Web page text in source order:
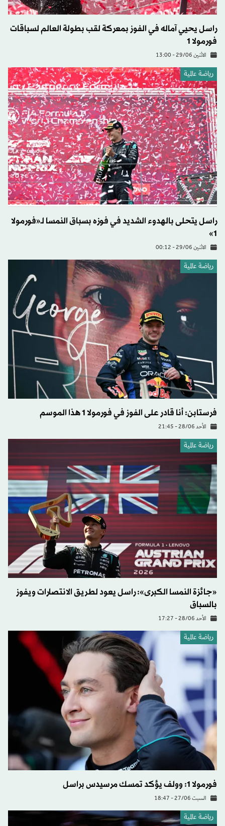
راسل يحيي آماله في الفوز بمعركة لقب بطولة العالم لسباقات
فورمولا 1
الاثنين 29/06 - 13:00
رياضة عالمية
راسل يتحلى بالهدوء الشديد في فوزه بسباق النمسا لـ«فورمولا
1»
الاثنين 29/06 - 00:12
رياضة عالمية
فرستابن: أنا قادر على الفوز في فورمولا 1 هذا الموسم
الأحد 28/06 - 21:45
رياضة عالمية
«جائزة النمسا الكبرى»: راسل يعود لطريق الانتصارات ويفوز
بالسباق
الأحد 28/06 - 17:27
رياضة عالمية
فورمولا 1: وولف يؤكد تمسك مرسيدس براسل
السبت 27/06 - 18:47
رياضة عالمية